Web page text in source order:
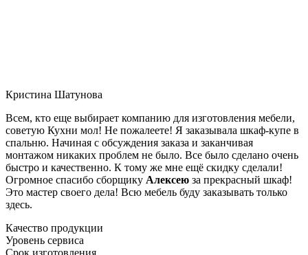
Кристина Шатунова
Всем, кто еще выбирает компанию для изготовления мебели,
советую Кухни мол! Не пожалеете! Я заказывала шкаф-купе в
спальню. Начиная с обсуждения заказа и заканчивая
монтажом никаких проблем не было. Все было сделано очень
быстро и качественно. К тому же мне ещё скидку сделали!
Огромное спасибо сборщику Алексею за прекрасный шкаф!
Это мастер своего дела! Всю мебель буду заказывать только
здесь.
Качество продукции
Уровень сервиса
Срок изготовления